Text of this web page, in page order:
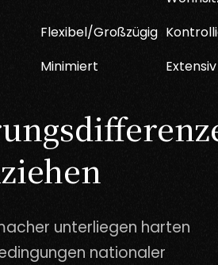
Flexibel/Großzügig
Minimiert Extensiv
unterliegen harten
nationaler